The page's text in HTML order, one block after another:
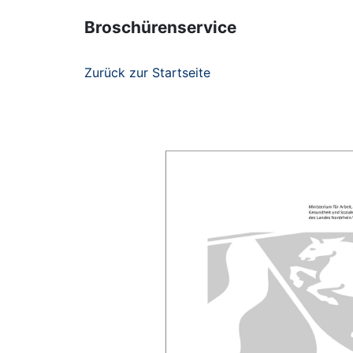
Broschürenservice
Zurück zur Startseite